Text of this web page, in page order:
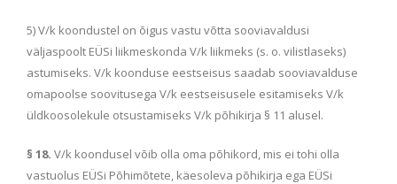
5) V/k koondustel on õigus vastu võtta sooviavaldusi
väljaspoolt EÜSi liikmeskonda V/k liikmeks (s. o. vilistlaseks)
astumiseks. V/k koonduse eestseisus saadab sooviavalduse
omapoolse soovitusega V/k eestseisusele esitamiseks V/k
üldkoosolekule otsustamiseks V/k põhikirja § 11 alusel.
§ 18. V/k koondusel võib olla oma põhikord, mis ei tohi olla
vastuolus EÜSi Põhimõtete, käesoleva põhikirja ega EÜSi